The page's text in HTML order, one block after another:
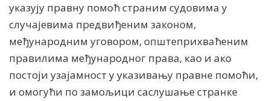
указују правну помоћ страним судовима у
случајевима предвиђеним законом,
међународним уговором, општеприхваћеним
правилима међународног права, као и ако
постоји узајамност у указивању правне помоћи,
и омогући по замољици саслушање странке